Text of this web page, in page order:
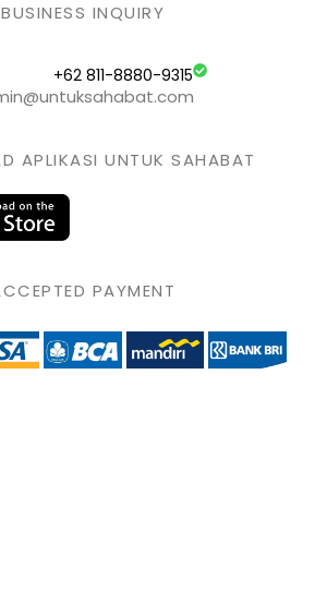
BUSINESS INQUIRY
+62 811-8880-9315
APLIKASI UNTUK SAHABAT
PAYMENT